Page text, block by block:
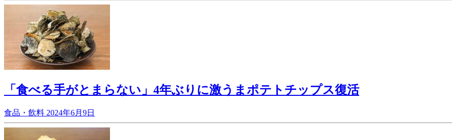
「食べる手がとまらない」4年ぶりに激うまポテトチップス復活
食品・飲料 2024年6月9日